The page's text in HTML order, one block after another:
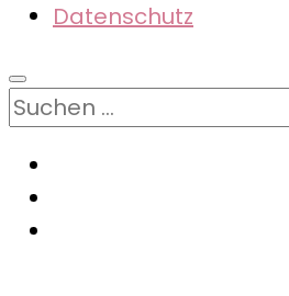
Datenschutz
Suchen
nach: